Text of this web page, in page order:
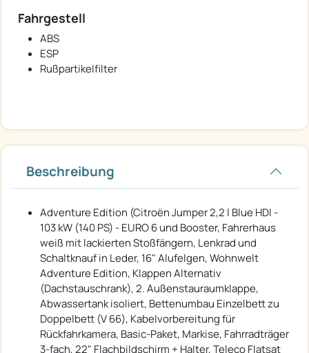
Fahrgestell
ABS
ESP
Rußpartikelfilter
Beschreibung
Adventure Edition (Citroën Jumper 2,2 l Blue HDI -
103 kW (140 PS) - EURO 6 und Booster, Fahrerhaus
weiß mit lackierten Stoßfängern, Lenkrad und
Schaltknauf in Leder, 16" Alufelgen, Wohnwelt
Adventure Edition, Klappen Alternativ
(Dachstauschrank), 2. Außenstauraumklappe,
Abwassertank isoliert, Bettenumbau Einzelbett zu
Doppelbett (V 66), Kabelvorbereitung für
Rückfahrkamera, Basic-Paket, Markise, Fahrradträger
3-fach, 22" Flachbildschirm + Halter, Teleco Flatsat